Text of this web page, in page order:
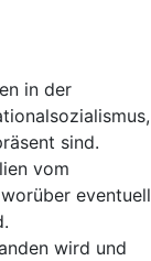
in der
sind.
vom
eventuell
wird und